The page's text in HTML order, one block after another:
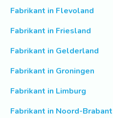
Fabrikant in Flevoland
Fabrikant in Friesland
Fabrikant in Gelderland
Fabrikant in Groningen
Fabrikant in Limburg
Fabrikant in Noord-Brabant